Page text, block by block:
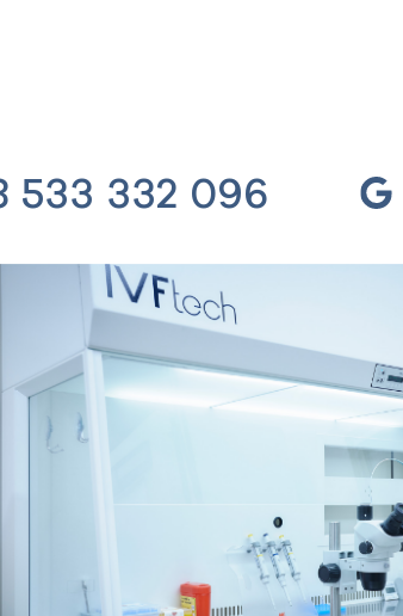
533 332 096